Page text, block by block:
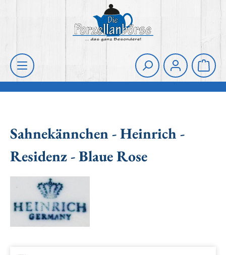
Hauptinhalt springen
Sahnekännchen - Heinrich -
Residenz - Blaue Rose